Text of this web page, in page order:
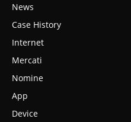
News
Case History
Internet
Mercati
Nomine
App
Device